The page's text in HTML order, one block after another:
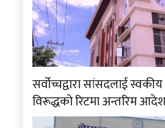
सर्वोच्चद्वारा सांसदलाई स्वकीय
विरूद्धको रिटमा अन्तरिम